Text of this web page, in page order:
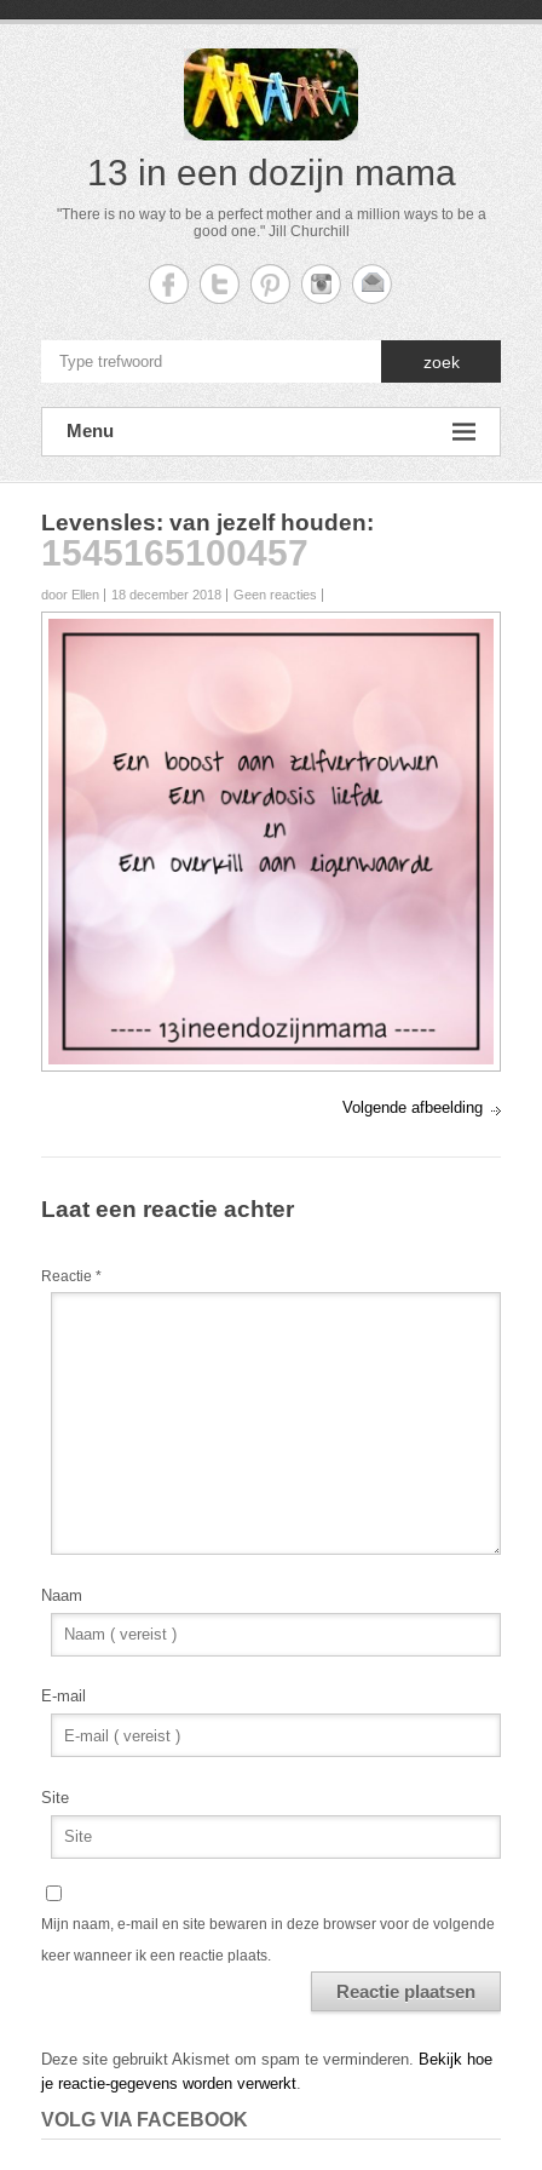
13 in een dozijn mama
"There is no way to be a perfect mother and a million ways to be a
good one." Jill Churchill
zoek
Menu
Levensles: van jezelf houden:
1545165100457
door Ellen 18 december 2018 Geen reacties
Volgende afbeelding
Laat een reactie achter
Reactie *
Naam
E-mail
Site
Mijn naam, e-mail en site bewaren in deze browser voor de volgende
keer wanneer ik een reactie plaats.
Deze site gebruikt Akismet om spam te verminderen. Bekijk hoe
je reactie-gegevens worden verwerkt.
VOLG VIA FACEBOOK